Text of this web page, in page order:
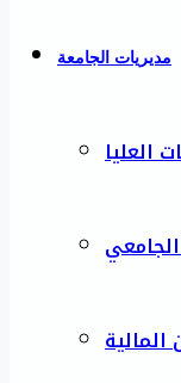
مديريات الجامعة
العليا